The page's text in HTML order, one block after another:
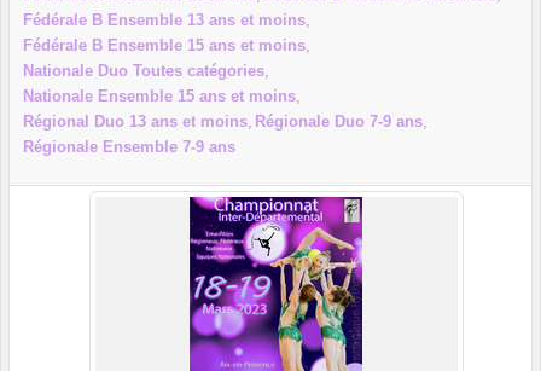
Fédérale B Ensemble 13 ans et moins
Fédérale B Ensemble 15 ans et moins
Nationale Duo Toutes catégories
Nationale Ensemble 15 ans et moins
Régional Duo 13 ans et moins Régionale Duo 7-9 ans
Régionale Ensemble 7-9 ans